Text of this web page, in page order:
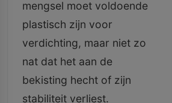
mengsel moet voldoende
plastisch zijn voor
verdichting, maar niet zo
nat dat het aan de
bekisting hecht of zijn
stabiliteit verliest.